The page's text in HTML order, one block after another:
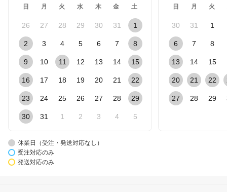
日 月 火 水 木 金 土
26 27 28 29 30 31 1
2 3 4 5 6 7 8
9 10 11 12 13 14 15
16 17 18 19 20 21 22
23 24 25 26 27 28 29
30 31 1 2 3 4 5
日 月 火
30 31 1
6 7 8
13 14 15
20 21 22
27 28 29
休業日（受注・発送対応なし）
受注対応のみ
発送対応のみ